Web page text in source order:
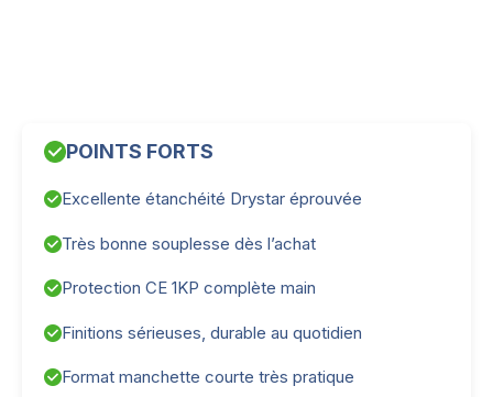
POINTS FORTS
Excellente étanchéité Drystar éprouvée
Très bonne souplesse dès l’achat
Protection CE 1KP complète main
Finitions sérieuses, durable au quotidien
Format manchette courte très pratique